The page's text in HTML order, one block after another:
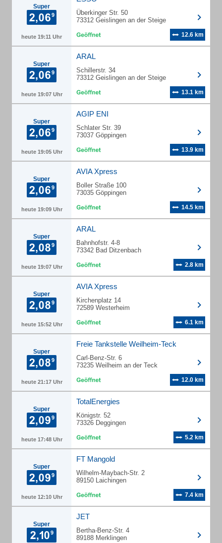
Super
heute 19:11 Uhr
Überkinger Str. 50
73312 Geislingen an der Steige
12.6 km
Super
heute 19:07 Uhr
ARAL
Schillerstr. 34
73312 Geislingen an der Steige
13.1 km
Super
heute 19:05 Uhr
AGIP ENI
Schlater Str. 39
73037 Göppingen
13.9 km
Super
heute 19:09 Uhr
AVIA Xpress
Boller Straße 100
73035 Göppingen
14.5 km
Super
heute 19:07 Uhr
ARAL
Bahnhofstr. 4-8
73342 Bad Ditzenbach
2.8 km
Super
heute 15:52 Uhr
AVIA Xpress
Kirchenplatz 14
72589 Westerheim
6.1 km
Super
heute 21:17 Uhr
Freie Tankstelle Weilheim-Teck
Carl-Benz-Str. 6
73235 Weilheim an der Teck
12.0 km
Super
heute 17:48 Uhr
TotalEnergies
Königstr. 52
73326 Deggingen
5.2 km
Super
heute 12:10 Uhr
FT Mangold
Wilhelm-Maybach-Str. 2
89150 Laichingen
7.4 km
Super
JET
Bertha-Benz-Str. 4
89188 Merklingen